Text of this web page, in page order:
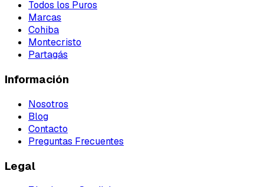
Todos los Puros
Marcas
Cohiba
Montecristo
Partagás
Información
Nosotros
Blog
Contacto
Preguntas Frecuentes
Legal